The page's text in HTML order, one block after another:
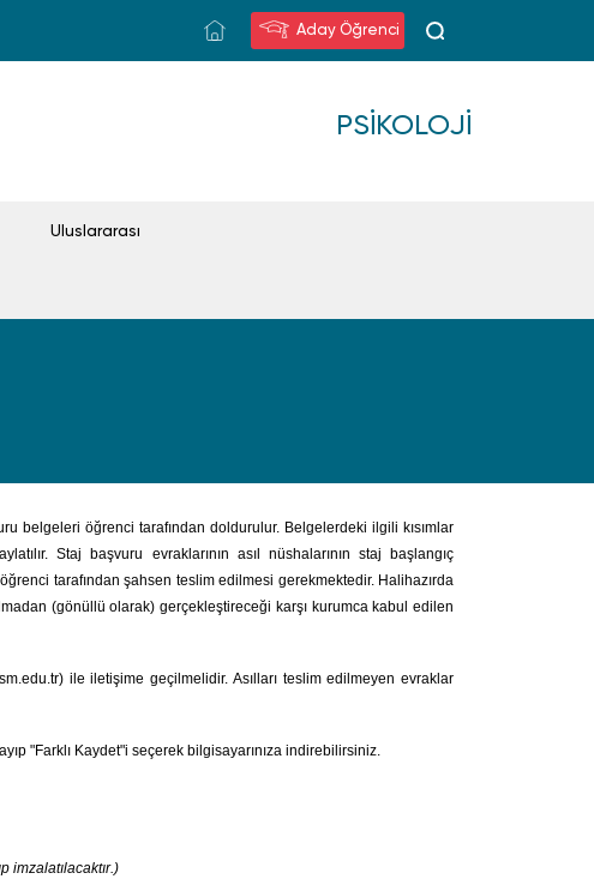
Aday Öğrenci
PSIKOLOJI
Uluslararası
belgeleri öğrenci tarafından doldurulur. Belgelerdeki ilgili kısımlar
Staj başvuru evraklarının asıl nüshalarının staj başlangıç
tarafından şahsen teslim edilmesi gerekmektedir. Halihazırda
(gönüllü olarak) gerçekleştireceği karşı kurumca kabul edilen
) ile iletişime geçilmelidir. Asılları teslim edilmeyen evraklar
"Farklı Kaydet"i seçerek bilgisayarınıza indirebilirsiniz.
imzalatılacaktır.)